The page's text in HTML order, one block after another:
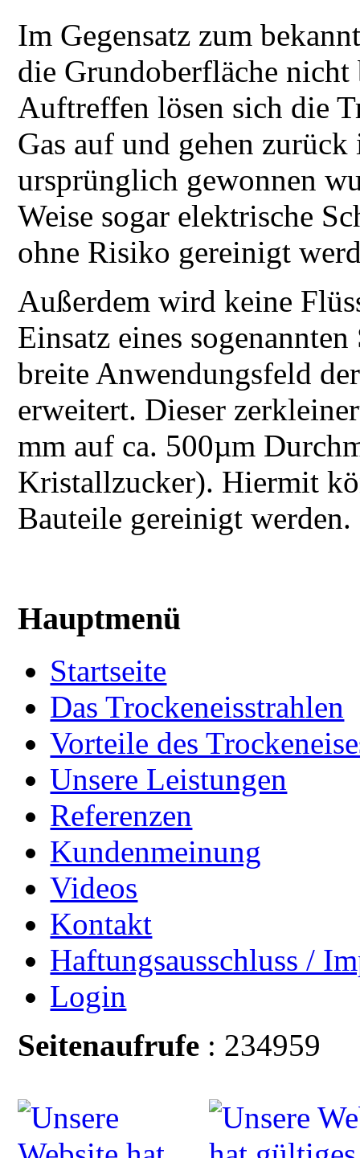
Im Gegensatz zum
die Grundoberfläche
Auftreffen lösen sich die
Gas auf und gehen
ursprünglich gewonnen
Weise sogar elektrische
ohne Risiko gereinigt
Außerdem wird keine
Einsatz eines
breite Anwendungsfeld
erweitert. Dieser
mm auf ca. 500µm
Kristallzucker). Hiermit
Bauteile gereinigt werden.
Hauptmenü
Startseite
Das Trockeneisstrahlen
Vorteile des
Unsere Leistungen
Referenzen
Kundenmeinung
Videos
Kontakt
Haftungsausschluss /
Login
Seitenaufrufe : 234959